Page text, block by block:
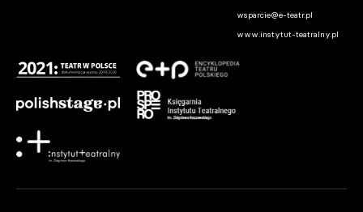
wsparcie@e-teatr.pl
www.instytut-teatralny.pl